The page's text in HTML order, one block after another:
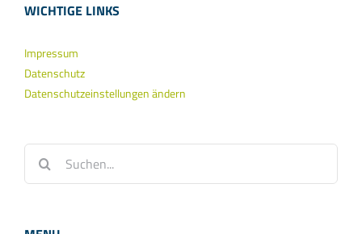
WICHTIGE LINKS
Impressum
Datenschutz
Datenschutzeinstellungen ändern
nach: